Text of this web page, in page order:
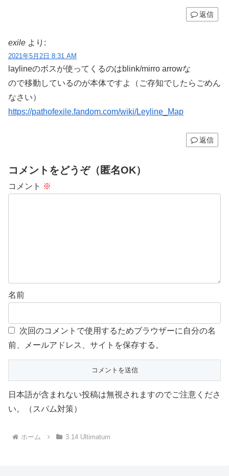
返信
exile より:
2021年5月2日 8:31 AM
laylineのボスが使ってくるのはblink/mirro arrowな
ので移動しているのが本体ですよ（ご存知でしたらごめん
なさい）
https://pathofexile.fandom.com/wiki/Leyline_Map
返信
コメントをどうぞ（匿名OK）
コメント ※
名前
次回のコメントで使用するためブラウザーに自分の名
前、メールアドレス、サイトを保存する。
日本語が含まれない投稿は無視されますのでご注意くださ
い。（スパム対策）
ホーム 3.14 Ultimatum